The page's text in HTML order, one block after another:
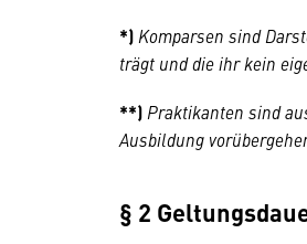
*) Komparsen sind
trägt und die ihr kein
**) Praktikanten sind
Ausbildung
§ 2